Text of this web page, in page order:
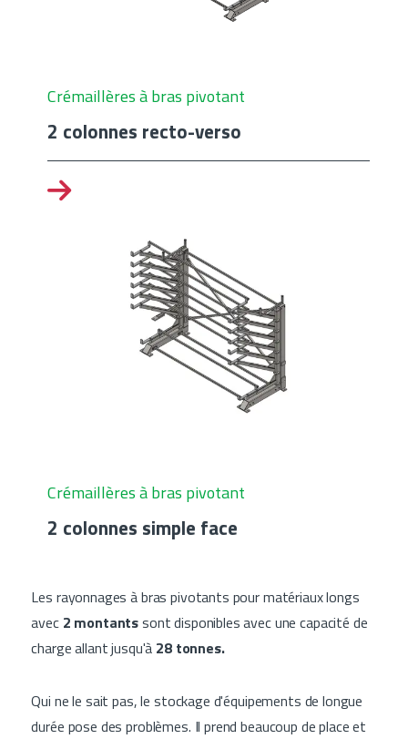
Crémaillères à bras pivotant
2 colonnes recto-verso
Crémaillères à bras pivotant
2 colonnes simple face
Les rayonnages à bras pivotants pour matériaux longs
avec 2 montantssont disponibles avec une capacité de
charge allant jusqu'à 28 tonnes.
Qui ne le sait pas, le stockage d'équipements de longue
durée pose des problèmes. Il prend beaucoup de place et